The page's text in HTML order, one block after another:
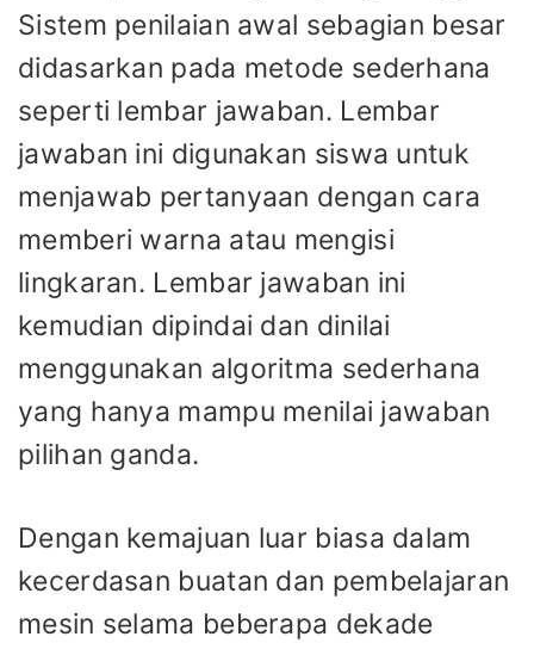
Sistem penilaian awal sebagian besar
didasarkan pada metode sederhana
seperti lembar jawaban. Lembar
jawaban ini digunakan siswa untuk
menjawab pertanyaan dengan cara
memberi warna atau mengisi
lingkaran. Lembar jawaban ini
kemudian dipindai dan dinilai
menggunakan algoritma sederhana
yang hanya mampu menilai jawaban
pilihan ganda.
Dengan kemajuan luar biasa dalam
kecerdasan buatan dan pembelajaran
mesin selama beberapa dekade